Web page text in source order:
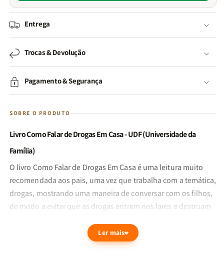
Entrega
Trocas & Devolução
Pagamento & Segurança
SOBRE O PRODUTO
Livro Como Falar de Drogas Em Casa - UDF (Universidade da
Família)
O livro Como Falar de Drogas Em Casa é uma leitura muito
recomendada aos pais, uma vez que trabalha com a temática,
drogas, mostrando uma maneira de conversar com os filhos,
de modo a evitar que as drogas entrem nos lares e destruam
O plano antidrogas apresentado neste livro é eficaz e, se os
pais seguirem os passos deste plano, poderão salvar a vida
Ler mais